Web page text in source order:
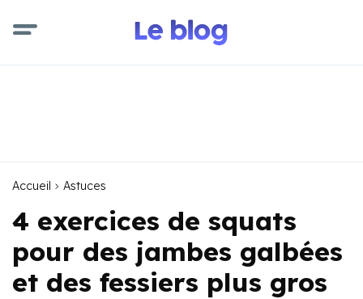
Accueil Astuces
4 exercices de squats
pour des jambes galbées
et des fessiers plus gros